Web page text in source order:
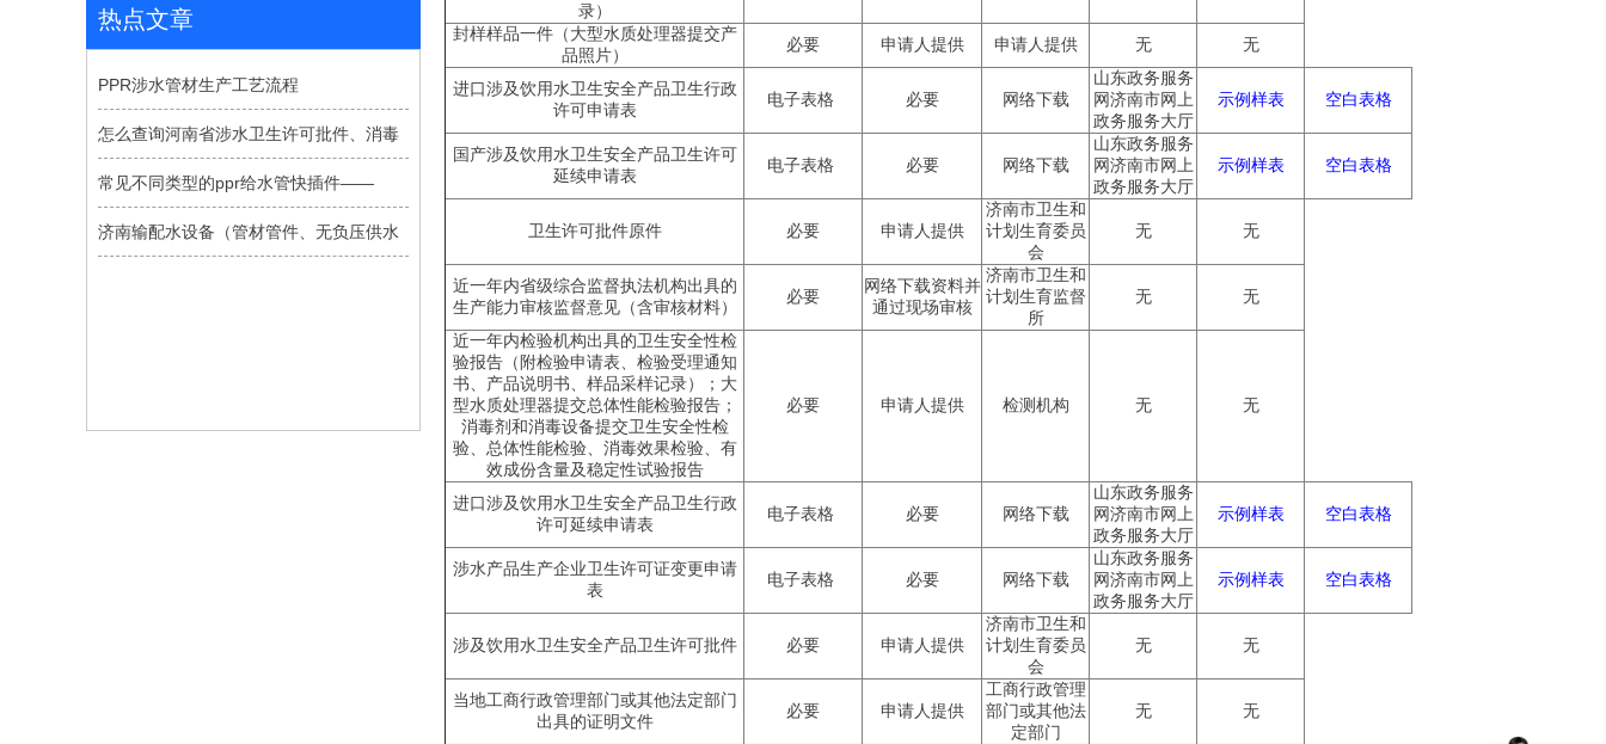
热点文章
PPR涉水管材生产工艺流程
怎么查询河南省涉水卫生许可批件、消毒
常见不同类型的ppr给水管快插件——
济南输配水设备（管材管件、无负压供水
录）
封样样品一件（大型水质处理器提交产
品照片）
必要 申请人提供 申请人提供 无 无
进口涉及饮用水卫生安全产品卫生行政
许可申请表
电子表格 必要 网络下载
山东政务服务
网济南市网上
政务服务大厅
示例样表 空白表格
国产涉及饮用水卫生安全产品卫生许可
延续申请表
电子表格 必要 网络下载
山东政务服务
网济南市网上
政务服务大厅
示例样表 空白表格
卫生许可批件原件 必要 申请人提供
济南市卫生和
计划生育委员
会
无 无
近一年内省级综合监督执法机构出具的
生产能力审核监督意见（含审核材料）
必要
网络下载资料并
通过现场审核
济南市卫生和
计划生育监督
所
无 无
近一年内检验机构出具的卫生安全性检
验报告（附检验申请表、检验受理通知
书、产品说明书、样品采样记录）；大
型水质处理器提交总体性能检验报告；
消毒剂和消毒设备提交卫生安全性检
验、总体性能检验、消毒效果检验、有
效成份含量及稳定性试验报告
必要 申请人提供 检测机构 无 无
进口涉及饮用水卫生安全产品卫生行政
许可延续申请表
电子表格 必要 网络下载
山东政务服务
网济南市网上
政务服务大厅
示例样表 空白表格
涉水产品生产企业卫生许可证变更申请
表
电子表格 必要 网络下载
山东政务服务
网济南市网上
政务服务大厅
示例样表 空白表格
涉及饮用水卫生安全产品卫生许可批件 必要 申请人提供
济南市卫生和
计划生育委员
会
无 无
当地工商行政管理部门或其他法定部门
出具的证明文件
必要 申请人提供
工商行政管理
部门或其他法
定部门
无 无